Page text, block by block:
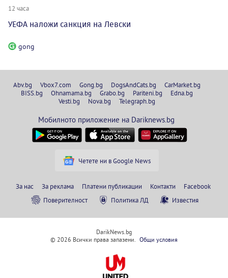
12 часа
УЕФА наложи санкция на Левски
gong
Abv.bg Vbox7.com Gong.bg DogsAndCats.bg
CarMarket.bg
BISS.bg
Ohnamama.bg Grabo.bg Pariteni.bg
Edna.bg
Vesti.bg
Nova.bg Telegraph.bg
Мобилното приложение на Dariknews.bg
Четете ни в Google News
За нас За реклама Платени публикации Контакти
Facebook
Поверителност
Политика ЛД Известия
DarikNews.bg
© 2026 Всички права запазени. Общи условия